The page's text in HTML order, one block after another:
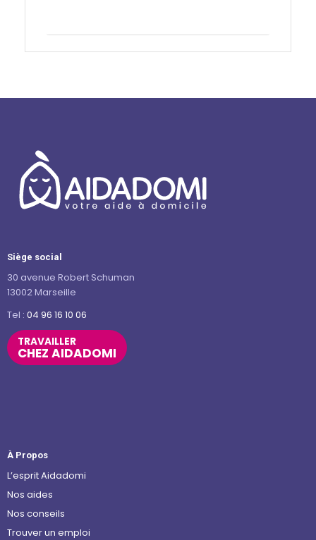
Siège social
30 avenue Robert Schuman
13002 Marseille
Tel : 04 96 16 10 06
TRAVAILLER
CHEZ AIDADOMI
À Propos
L’esprit Aidadomi
Nos aides
Nos conseils
Trouver un emploi